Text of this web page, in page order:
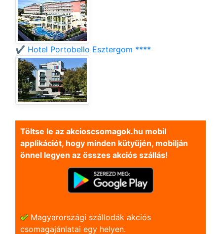
✔️ Hotel Portobello Esztergom ****
Töltse le az akcioscsomagok.hu mobil
applikációt, hogy minden kütyüjén, mobilján
önnel legyen az összes akciós szállás!
Magyarországi szállodák akciós
csomagajánlatai egy helyen.